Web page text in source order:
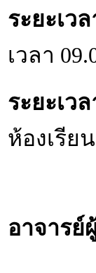
ระยะเว
เวลา
ระยะเว
ห้องเรีย
อาจารย์